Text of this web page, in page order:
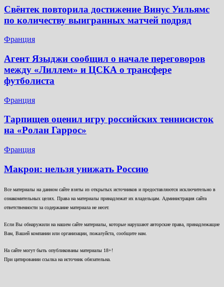
Свёнтек повторила достижение Винус Уильямс
по количеству выигранных матчей подряд
Франция
Агент Языджи сообщил о начале переговоров
между «Лиллем» и ЦСКА о трансфере
футболиста
Франция
Тарпищев оценил игру российских теннисисток
на «Ролан Гаррос»
Франция
Макрон: нельзя унижать Россию
Все материалы на данном сайте взяты из открытых источников и предоставляются исключительно в
ознакомительных целях. Права на материалы принадлежат их владельцам. Администрация сайта
ответственности за содержание материала не несет.
Если Вы обнаружили на нашем сайте материалы, которые нарушают авторские права, принадлежащие
Вам, Вашей компании или организации, пожалуйста, сообщите нам.
На сайте могут быть опубликованы материалы 18+!
При цитировании ссылка на источник обязательна.